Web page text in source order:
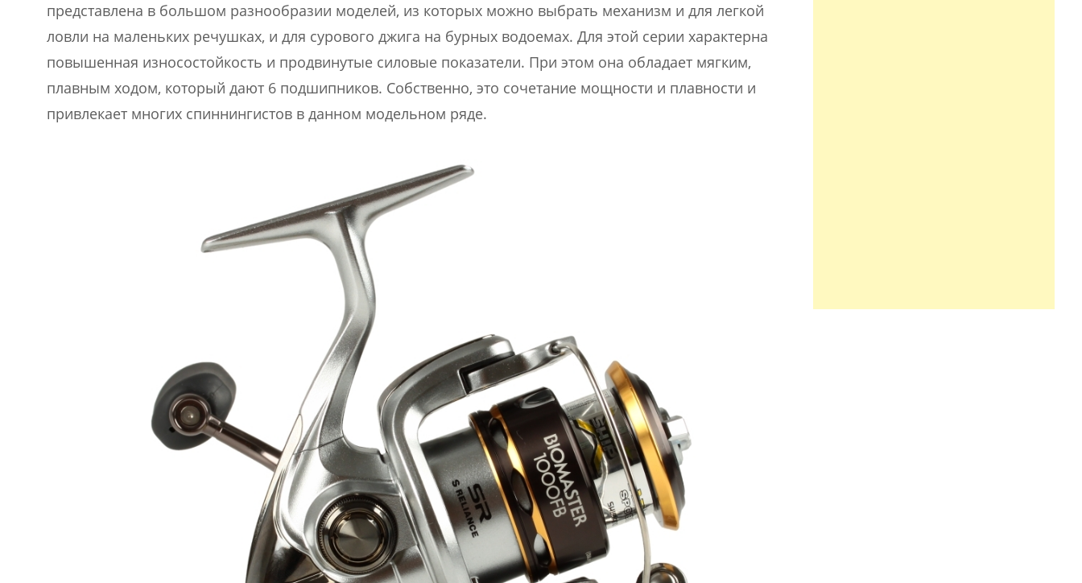
представлена в большом разнообразии моделей, из которых можно выбрать механизм и для легкой
ловли на маленьких речушках, и для сурового джига на бурных водоемах. Для этой серии характерна
повышенная износостойкость и продвинутые силовые показатели. При этом она обладает мягким,
плавным ходом, который дают 6 подшипников. Собственно, это сочетание мощности и плавности и
привлекает многих спиннингистов в данном модельном ряде.